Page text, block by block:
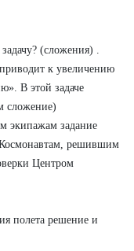
(сложения) .
к увеличению
В этой задаче
сложение)
экипажам задание
решившим
Центром
полета решение и